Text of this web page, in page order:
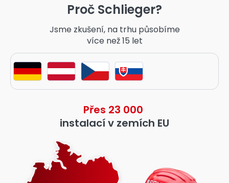
Proč Schlieger?
Jsme zkušení, na trhu působíme
více než 15 let
Přes 23 000
instalací v zemích EU